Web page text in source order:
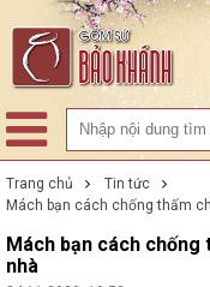
Trang chủ
Tin tức
Mách bạn cách chống thấm
Mách bạn cách
nhà